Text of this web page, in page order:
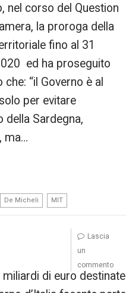
nel corso del Question
la proroga della
fino al 31
ed ha proseguito
“il Governo è al
per evitare
della Sardegna,
ma…
De Micheli MIT
miliardi di euro destinate
Lascia
un
commento